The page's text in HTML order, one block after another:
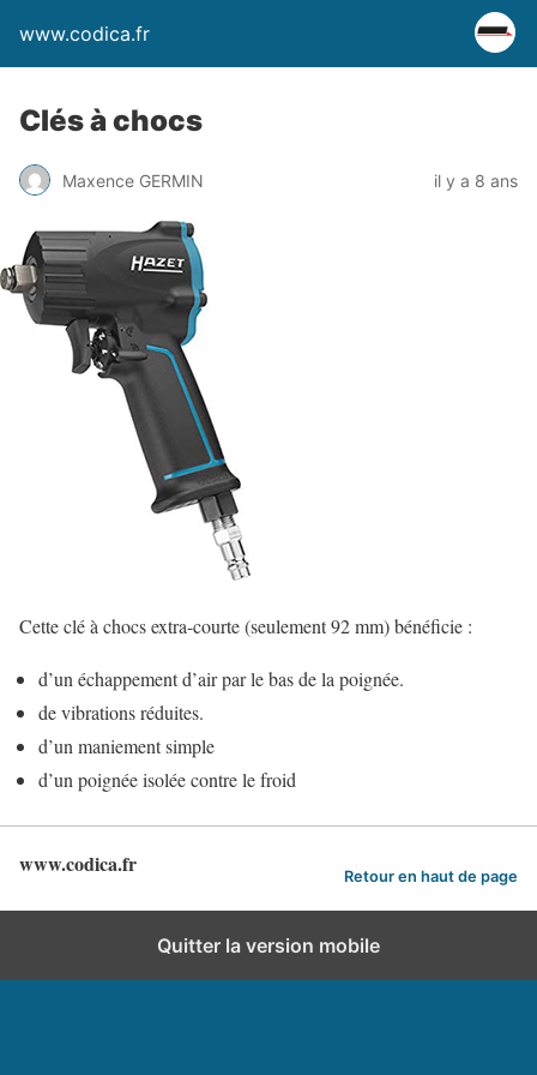
www.codica.fr
Clés à chocs
Maxence GERMIN il y a 8 ans
Cette clé à chocs extra-courte (seulement 92 mm) bénéficie :
d’un échappement d’air par le bas de la poignée.
de vibrations réduites.
d’un maniement simple
d’un poignée isolée contre le froid
www.codica.fr Retour en haut de page
Quitter la version mobile